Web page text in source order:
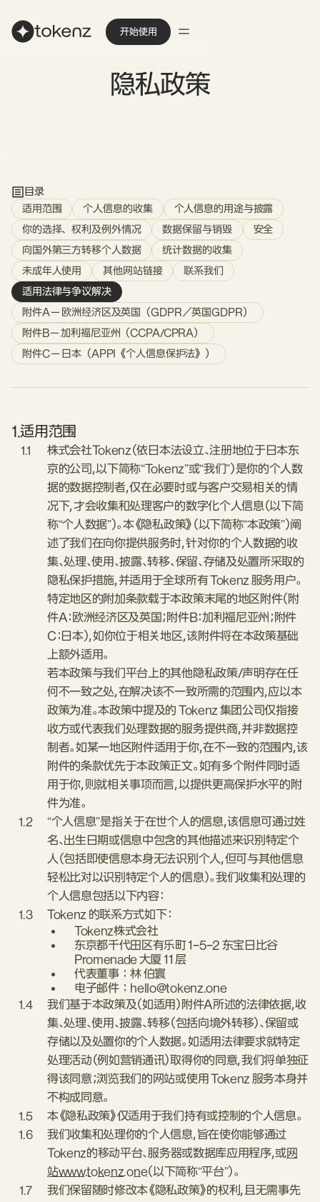
开始使用
隐私政策
目录
适用范围
个人信息的收集
个人信息的用途与披露
你的选择、权利及例外情况
数据保留与销毁
安全
向国外第三方转移个人数据
统计数据的收集
未成年人使用
其他网站链接
联系我们
适用法律与争议解决
附件A — 欧洲经济区及英国（GDPR／英国GDPR）
附件B — 加利福尼亚州（CCPA/CPRA）
附件C — 日本（APPI《个人信息保护法》）
1.适用范围
1.1
株式会社Tokenz（依日本法设立、注册地位于日本东
京的公司，以下简称“Tokenz”或“我们”）是你的个人数
据的数据控制者，仅在必要时或与客户交易相关的情
况下，才会收集和处理客户的数字化个人信息（以下简
称“个人数据”）。本《隐私政策》（以下简称“本政策”）阐
述了我们在向你提供服务时，针对你的个人数据的收
集、处理、使用、披露、转移、保留、存储及处置所采取的
隐私保护措施，并适用于全球所有 Tokenz 服务用户。
特定地区的附加条款载于本政策末尾的地区附件（附
件A：欧洲经济区及英国；附件B：加利福尼亚州；附件
C：日本），如你位于相关地区，该附件将在本政策基础
上额外适用。
若本政策与我们平台上的其他隐私政策/声明存在任
何不一致之处，在解决该不一致所需的范围内，应以本
政策为准。本政策中提及的 Tokenz 集团公司仅指接
收方或代表我们处理数据的服务提供商，并非数据控
制者。如某一地区附件适用于你，在不一致的范围内，该
附件的条款优先于本政策正文。如有多个附件同时适
用于你，则就相关事项而言，以提供更高保护水平的附
件为准。
1.2
“个人信息”是指关于在世个人的信息，该信息可通过姓
名、出生日期或信息中包含的其他描述来识别特定个
人（包括即使信息本身无法识别个人，但可与其他信息
轻松比对以识别特定个人的信息）。我们收集和处理的
个人信息包括以下内容：
1.3
Tokenz 的联系方式如下：
Tokenz株式会社
东京都千代田区有乐町 1-5-2 东宝日比谷
Promenade 大厦 11 层
代表董事：林 伯寰
电子邮件：hello@tokenz.one
1.4
我们基于本政策及（如适用）附件A所述的法律依据，收
集、处理、使用、披露、转移（包括向境外转移）、保留或
存储以及处置你的个人数据。如适用法律要求就特定
处理活动（例如营销通讯）取得你的同意，我们将单独征
得该同意；浏览我们的网站或使用 Tokenz 服务本身并
不构成同意。
1.5
本《隐私政策》仅适用于我们持有或控制的个人信息。
1.6
我们收集和处理你的个人信息，旨在使你能够通过
Tokenz的移动平台、服务器或数据库应用程序，或网
站www.tokenz.one（以下简称“平台”）。
1.7
我们保留随时修改本《隐私政策》的权利，且无需事先